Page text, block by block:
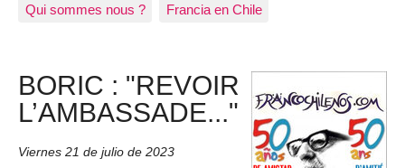
Qui sommes nous ? Francia en Chile
BORIC : "REVOIR
L’AMBASSADE..."
Viernes 21 de julio de 2023